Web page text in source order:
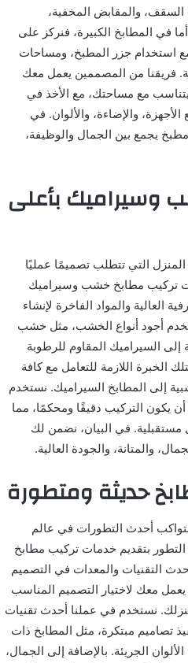
السقف، والمقابض المخفية،
في المطابخ الكبيرة، فنركز على
استخدام جزر المطبخ، ومساحات
فريقنا من المصممين يعمل معك
يتناسب مع مساحتك، مع الأخذ في
الأجهزة، والإضاءة، والألوان. في
يجمع بين الجمال والوظيفة،
وسيراميك بأعلى
التي تتطلب تصميمًا عمليًا
تركيب مطابخ خشب وسيراميك
العالية والمواد الفاخرة لإنشاء
أجود أنواع الخشب، مثل خشب
إلى السيراميك المقاوم للرطوبة
الخبرة اللازمة للتعامل مع كافة
إلى المطابخ السيراميك. نستخدم
يكون التركيب دقيقًا ومحكمًا، مما
في البيان، نضمن لك
والمتانة، والجودة العالية.
حديثة ومتطورة
أحدث التطورات في عالم
التطور بتقديم خدمات تركيب مطابخ
التقنيات والمعدات في التصميم
معك لاختيار التصميم المناسب
نستخدم في عملنا أحدث تقنيات
تصاميم مبتكرة، مثل المطابخ ذات
الجريئة. بالإضافة إلى الجمال،